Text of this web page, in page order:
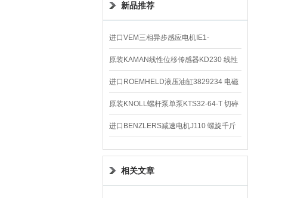
新品推荐
进口VEM三相异步感应电机IE1-
K21R80G4马达
原装KAMAN线性位移传感器KD230 线性
编码器
进口ROEMHELD液压油缸3829234 电磁
阀定位器
原装KNOLL螺杆泵单泵KTS32-64-T 切碎
排屑机
进口BENZLERS减速电机J110 螺旋千斤
顶BD-58
相关文章